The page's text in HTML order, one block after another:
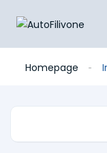
Homepage